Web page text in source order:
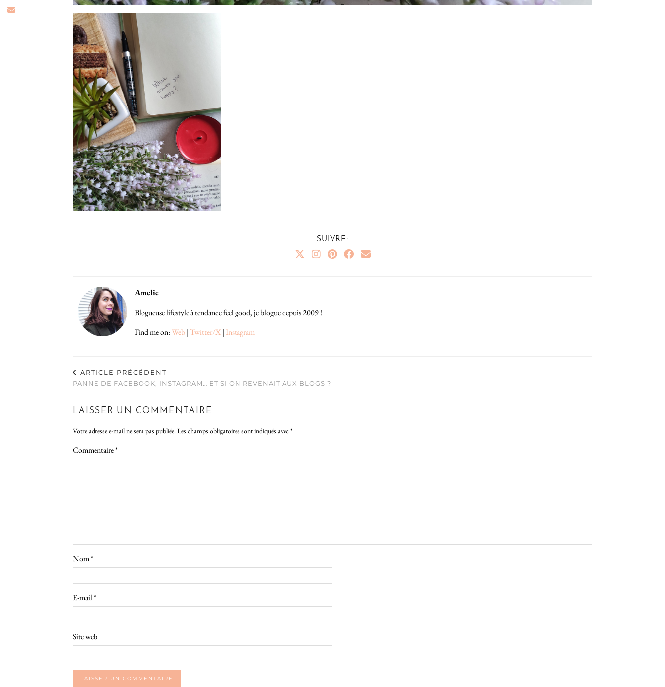
SUIVRE:
Amelie
Blogueuse lifestyle à tendance feel good, je blogue depuis 2009 !
Find me on:Web|Twitter/X| Instagram
ARTICLE PRÉCÉDENT
PANNE DE FACEBOOK, INSTAGRAM… ET SI ON REVENAIT AUX BLOGS ?
LAISSER UN COMMENTAIRE
Votre adresse e-mail ne sera pas publiée.Les champs obligatoires sont indiqués avec *
Commentaire*
Nom*
E-mail*
Site web